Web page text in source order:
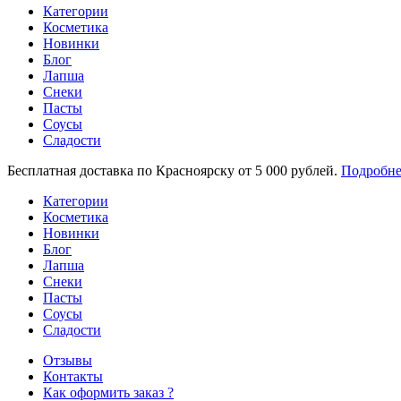
Категории
Косметика
Новинки
Блог
Лапша
Снеки
Пасты
Соусы
Сладости
Бесплатная доставка по Красноярску от 5 000 рублей.
Категории
Косметика
Новинки
Блог
Лапша
Снеки
Пасты
Соусы
Сладости
Отзывы
Контакты
Как оформить заказ ?